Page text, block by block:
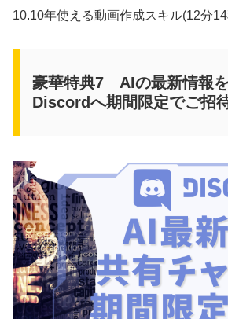
10.10年使える動画作成スキル(12分
豪華特典7 AIの最新情報
Discordへ期間限定でご招